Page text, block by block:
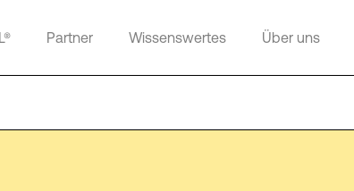
Partner Wissenswertes Über uns